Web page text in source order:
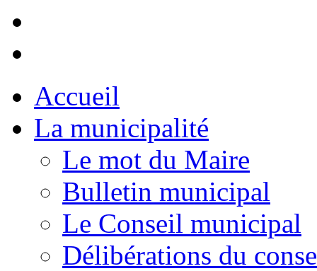
Accueil
La municipalité
Le mot du Maire
Bulletin municipal
Le Conseil municipal
Délibérations du